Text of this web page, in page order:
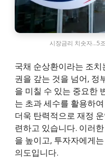
시장금리 치솟자…5
국채 순상환이라는 조
권을 갚는 것을 넘어, 정
을 미칠 수 있는 중요한
는 초과 세수를 활용하
더욱 탄력적으로 재정
련하고 있습니다. 이러
을 높이고, 투자자에게
의도입니다.